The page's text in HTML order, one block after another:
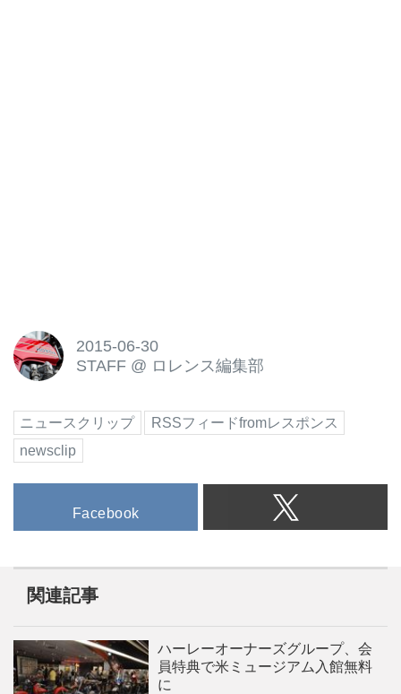
2015-06-30
STAFF @ ロレンス編集部
ニュースクリップ
RSSフィードfromレスポンス
newsclip
Facebook
関連記事
ハーレーオーナーズグループ、会
員特典で米ミュージアム入館無料
に